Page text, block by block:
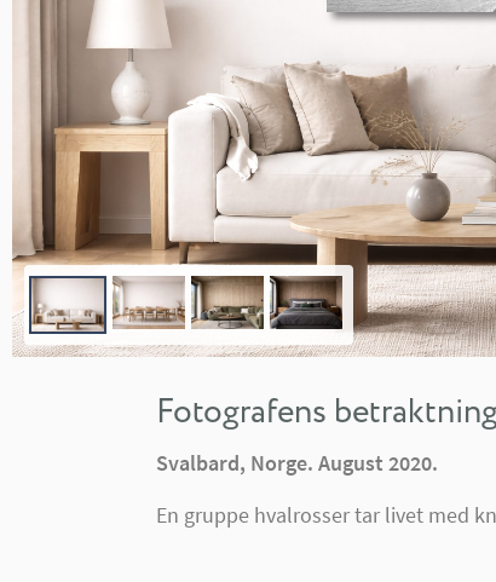
Fotografens
Svalbard, Norge. August 2020.
En gruppe hvalrosser tar livet med